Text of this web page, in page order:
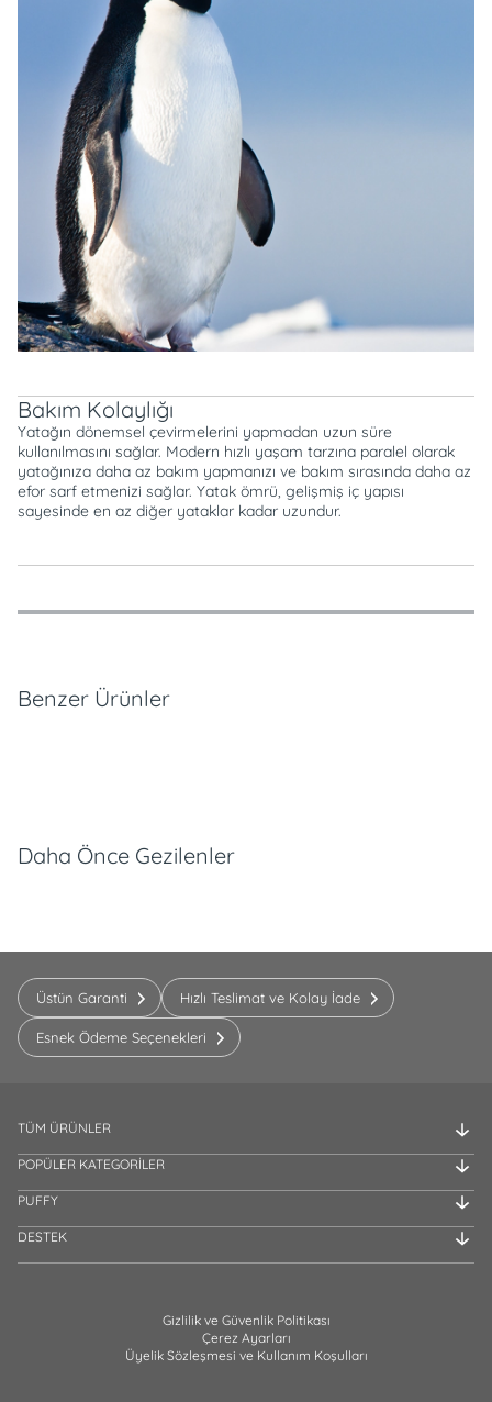
Bakım Kolaylığı
Yatağın dönemsel çevirmelerini yapmadan uzun süre
kullanılmasını sağlar. Modern hızlı yaşam tarzına paralel olarak
yatağınıza daha az bakım yapmanızı ve bakım sırasında daha az
efor sarf etmenizi sağlar. Yatak ömrü, gelişmiş iç yapısı
sayesinde en az diğer yataklar kadar uzundur.
Özellikler
Ödeme Seçenekleri
Teslimat ve İade Koşulları
Benzer Ürünler
Daha Önce Gezilenler
Üstün Garanti Hızlı Teslimat ve Kolay İade
Esnek Ödeme Seçenekleri
TÜM ÜRÜNLER
POPÜLER KATEGORİLER
PUFFY
DESTEK
Gizlilik ve Güvenlik Politikası
Çerez Ayarları
Üyelik Sözleşmesi ve Kullanım Koşulları